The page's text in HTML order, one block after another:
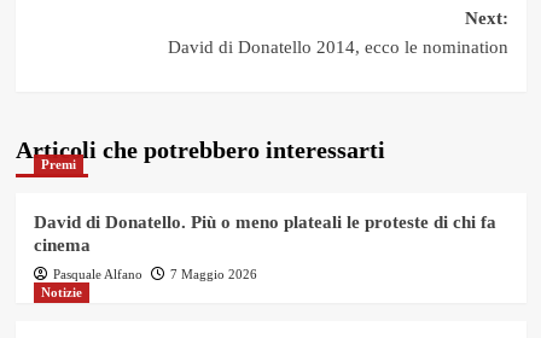
Next:
David di Donatello 2014, ecco le nomination
Articoli che potrebbero interessarti
Premi
David di Donatello. Più o meno plateali le proteste di chi fa
cinema
Pasquale Alfano
7 Maggio 2026
Notizie